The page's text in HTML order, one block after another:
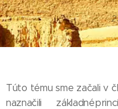
Túto tému sme začali v
naznačili